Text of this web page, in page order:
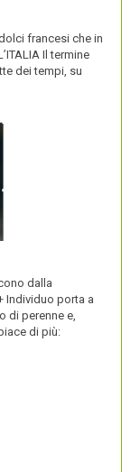
francesi che in
Il termine
dei tempi, su
dalla
Individuo porta a
di perenne e,
di più: